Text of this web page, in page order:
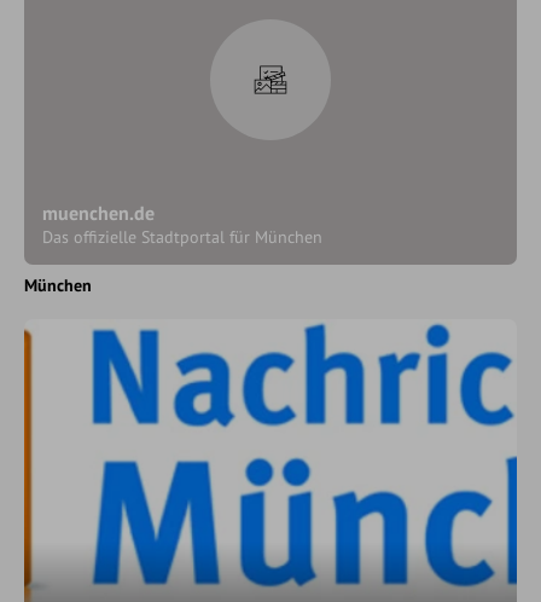
muenchen.de
Das offizielle Stadtportal für München
München